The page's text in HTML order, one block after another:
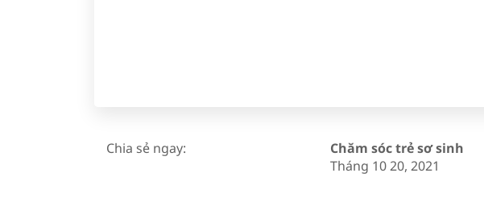
Chia sẻ ngay:
Chăm sóc trẻ sơ sinh
Tháng 10 20, 2021